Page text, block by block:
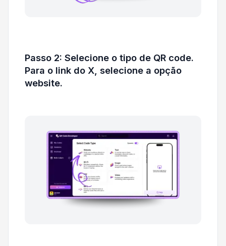
Passo 2: Selecione o tipo de QR code.
Para o link do X, selecione a opção
website.